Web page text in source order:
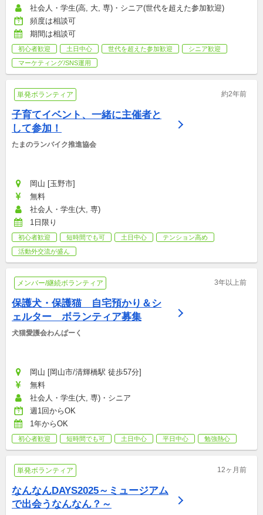
社会人・学生(高, 大, 専)・シニア(世代を超えた参加歓迎)
頻度は相談可
期間は相談可
初心者歓迎 土日中心 世代を超えた参加歓迎
シニア歓迎
マーケティング/SNS運用
単発ボランティア 約2年前
子育てイベント、一緒に主催者と
して参加！
たまのランバイク推進協会
岡山 [玉野市]
無料
社会人・学生(大, 専)
1日限り
初心者歓迎 短時間でも可 土日中心
テンション高め
活動外交流が盛ん
メンバー/継続ボランティア 3年以上前
保護犬・保護猫　自宅預かり＆シ
ェルター　ボランティア募集
犬猫愛護会わんぱーく
岡山 [岡山市/清輝橋駅 徒歩57分]
無料
社会人・学生(大, 専)・シニア
週1回からOK
1年からOK
初心者歓迎 短時間でも可 土日中心 平日中心 勉強熱心
単発ボランティア 12ヶ月前
なんなんDAYS2025～ミュージアム
で出会うなんなん？～